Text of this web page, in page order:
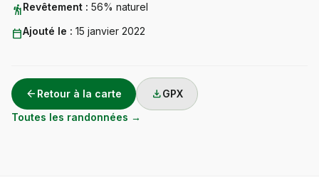
hikingRevêtement : 56% naturel
calendar_todayAjouté le : 15 janvier 2022
arrow_back Retour à la carte downloadGPX
Toutes les randonnées →